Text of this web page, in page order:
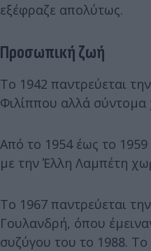
εξέφραζε απολύτως.
Προσωπική ζωή
Το 1942 παντρεύεται
Φιλίππου αλλά σύντομα
Από το 1954 έως το
με την Έλλη Λαμπέτη
Το 1967 παντρεύεται
Γουλανδρή, όπου
συζύγου του το 1988.